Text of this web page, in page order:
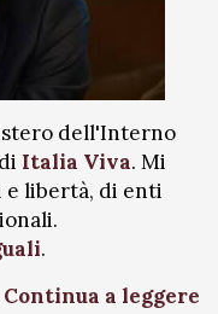
dell'Interno
Italia Viva. Mi
e libertà, di enti
.
Continua a leggere